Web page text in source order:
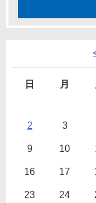
日 月
2 3
9 10
16 17
23 24